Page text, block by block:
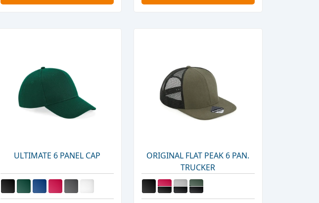
ULTIMATE 6 PANEL CAP
ORIGINAL FLAT PEAK 6 PAN.
TRUCKER